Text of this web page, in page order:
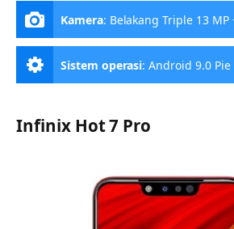
Kamera: Belakang Triple 13 MP
Depan 32 MP
Sistem operasi:Android 9.0 Pie
Infinix Hot 7 Pro